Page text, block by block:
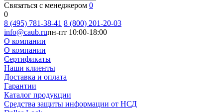
Связаться с менеджером 0
0
8 (495) 781-38-41 8 (800) 201-20-03
info@caub.ruпн-пт 10:00-18:00
О компании
О компании
Сертификаты
Наши клиенты
Доставка и оплата
Гарантии
Каталог продукции
Средства защиты информации от НСД